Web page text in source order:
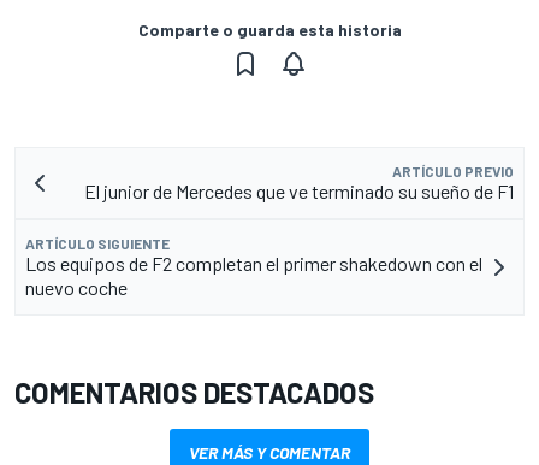
Comparte o guarda esta historia
ARTÍCULO PREVIO
El junior de Mercedes que ve terminado su sueño de F1
ARTÍCULO SIGUIENTE
Los equipos de F2 completan el primer shakedown con el
nuevo coche
COMENTARIOS DESTACADOS
VER MÁS Y COMENTAR